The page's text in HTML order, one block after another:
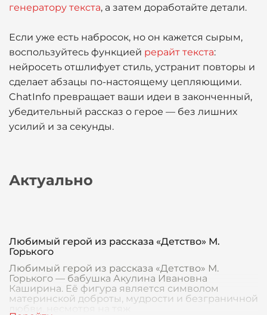
генератору текста, а затем доработайте детали.
Если уже есть набросок, но он кажется сырым,
воспользуйтесь функцией рерайт текста:
нейросеть отшлифует стиль, устранит повторы и
сделает абзацы по-настоящему цепляющими.
ChatInfo превращает ваши идеи в законченный,
убедительный рассказ о герое — без лишних
усилий и за секунды.
Актуально
Любимый герой из рассказа «Детство» М.
Горького
Любимый герой из рассказа «Детство» М.
Горького — бабушка Акулина Ивановна
Каширина. Её фигура является символом
материнской доброты, мудрости и безграничной
любви, несмотря на тяж